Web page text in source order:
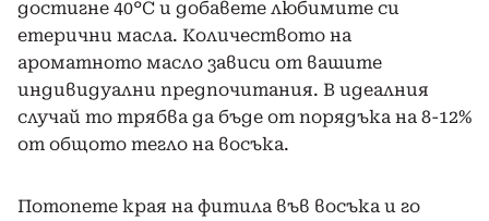
достигне 40°C и добавете любимите си
етерични масла. Количеството на
ароматното масло зависи от вашите
индивидуални предпочитания. В идеалния
случай то трябва да бъде от порядъка на 8-12%
от общото тегло на восъка.
Потопете края на фитила във восъка и го